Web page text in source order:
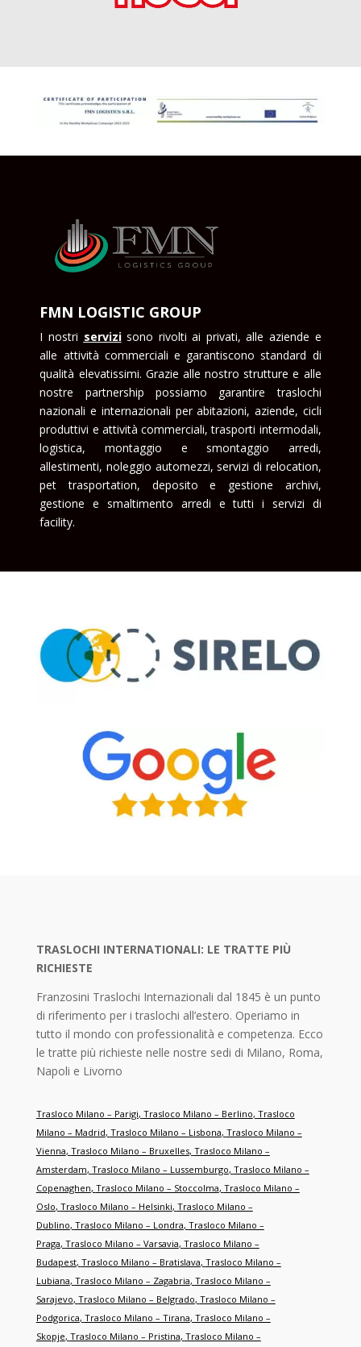
FMN LOGISTIC GROUP
I nostri servizisono rivolti ai privati, alle aziende e
alle attività commerciali e garantiscono standard di
qualità elevatissimi. Grazie alle nostro strutture e alle
nostre partnership possiamo garantire traslochi
nazionali e internazionali per abitazioni, aziende, cicli
produttivi e attività commerciali, trasporti intermodali,
logistica, montaggio e smontaggio arredi,
allestimenti, noleggio automezzi, servizi di relocation,
pet trasportation, deposito e gestione archivi,
gestione e smaltimento arredi e tutti i servizi di
facility.
TRASLOCHI INTERNATIONALI: LE TRATTE PIÙ
RICHIESTE
Franzosini Traslochi Internazionali dal 1845 è un punto
di riferimento per i traslochi all’estero. Operiamo in
tutto il mondo con professionalità e competenza. Ecco
le tratte più richieste nelle nostre sedi di Milano, Roma,
Napoli e Livorno
Trasloco Milano – Parigi, Trasloco Milano – Berlino, Trasloco
Milano – Madrid, Trasloco Milano – Lisbona, Trasloco Milano –
Vienna, Trasloco Milano – Bruxelles, Trasloco Milano –
Amsterdam, Trasloco Milano – Lussemburgo, Trasloco Milano –
Copenaghen, Trasloco Milano – Stoccolma, Trasloco Milano –
Oslo, Trasloco Milano – Helsinki, Trasloco Milano –
Dublino, Trasloco Milano – Londra, Trasloco Milano –
Praga, Trasloco Milano – Varsavia, Trasloco Milano –
Budapest, Trasloco Milano – Bratislava, Trasloco Milano –
Lubiana, Trasloco Milano – Zagabria, Trasloco Milano –
Sarajevo, Trasloco Milano – Belgrado, Trasloco Milano –
Podgorica, Trasloco Milano – Tirana, Trasloco Milano –
Skopje, Trasloco Milano – Pristina, Trasloco Milano –